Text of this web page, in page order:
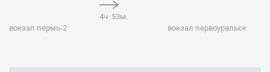
вокзал пермь-2
4ч. 53м.
вокзал первоуральск